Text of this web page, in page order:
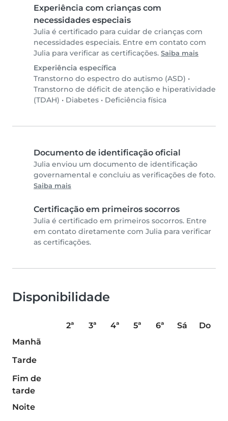
Experiência com crianças com
necessidades especiais
Julia é certificado para cuidar de crianças com
necessidades especiais. Entre em contato com
Julia para verificar as certificações. Saiba mais
Experiência específica
Transtorno do espectro do autismo (ASD) •
Transtorno de déficit de atenção e hiperatividade
(TDAH) • Diabetes • Deficiência física
Documento de identificação oficial
Julia enviou um documento de identificação
governamental e concluiu as verificações de foto.
Saiba mais
Certificação em primeiros socorros
Julia é certificado em primeiros socorros. Entre
em contato diretamente com Julia para verificar
as certificações.
Disponibilidade
2ª 3ª 4ª 5ª 6ª Sá
Do
Manhã
Tarde
Fim de
tarde
Noite